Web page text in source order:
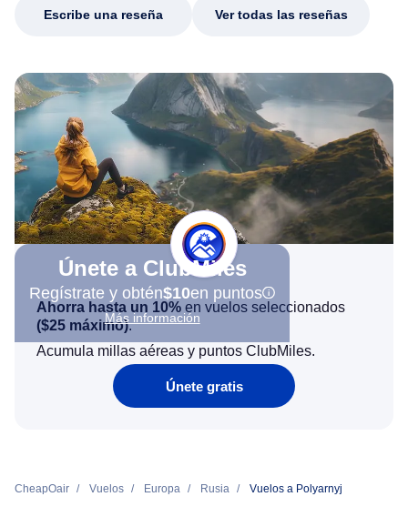
Escribe una reseña Ver todas las reseñas
Únete a ClubMiles
Regístrate y obtén$10en puntos
Más información
Ahorra hasta un 10% en vuelos seleccionados
($25 máximo).
Acumula millas aéreas y puntos ClubMiles.
Únete gratis
CheapOair Vuelos Europa Rusia Vuelos a Polyarnyj